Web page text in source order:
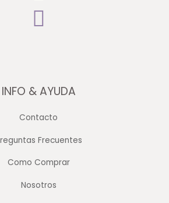
INFO & AYUDA
Contacto
Frecuentes
Como Comprar
Nosotros